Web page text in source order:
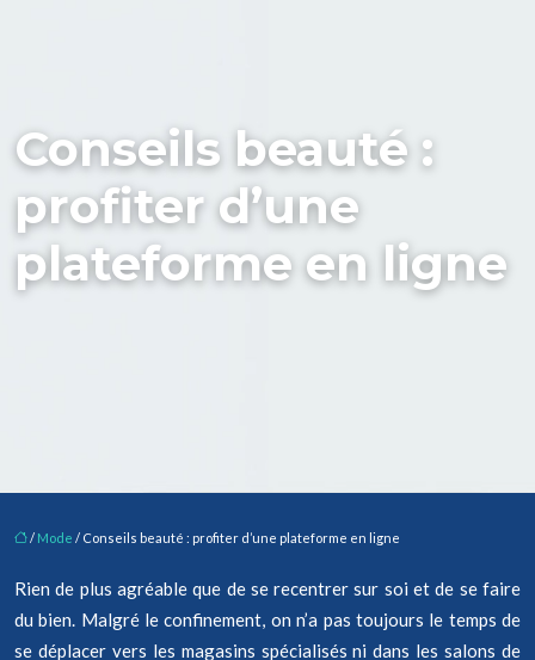
Conseils beauté :
profiter d’une
plateforme en ligne
/ Mode / Conseils beauté : profiter d’une plateforme en ligne
Rien de plus agréable que de se recentrer sur soi et de se faire
du bien. Malgré le confinement, on n’a pas toujours le temps de
se déplacer vers les magasins spécialisés ni dans les salons de